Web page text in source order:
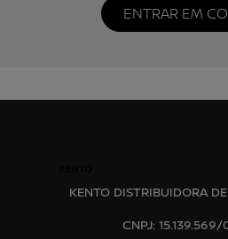
ENTRAR EM
KENTO DISTRIBUIDORA
CNPJ: